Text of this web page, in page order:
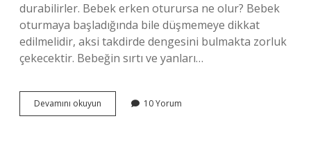
durabilirler. Bebek erken oturursa ne olur? Bebek
oturmaya başladığında bile düşmemeye dikkat
edilmelidir, aksi takdirde dengesini bulmakta zorluk
çekecektir. Bebeğin sırtı ve yanları…
Devamını okuyun
Aylık
10 Yorum